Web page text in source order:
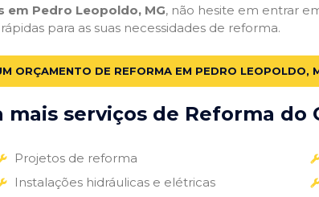
Pedro Leopoldo, MG, não hesite em entrar
para as suas necessidades de reforma.
ORÇAMENTO DE REFORMA EM PEDRO LEOPOLDO,
mais serviços de Reforma do
Projetos de reforma
Instalações hidráulicas e elétricas